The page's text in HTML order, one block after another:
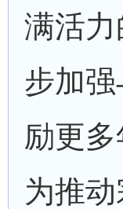
满活
步加
励更
为推